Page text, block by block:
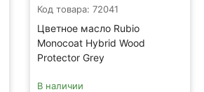
Код товара: 72041
Цветное масло Rubio
Monocoat Hybrid Wood
Protector Grey
В наличии